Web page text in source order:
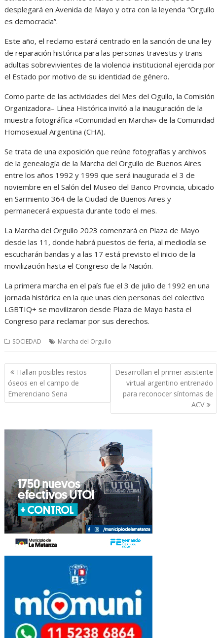
desplegará en Avenida de Mayo y otra con la leyenda “Orgullo
es democracia”.
Este año, el reclamo estará centrado en la sanción de una ley
de reparación histórica para las personas travestis y trans
adultas sobrevivientes de la violencia institucional ejercida por
el Estado por motivo de su identidad de género.
Como parte de las actividades del Mes del Ogullo, la Comisión
Organizadora– Línea Histórica invitó a la inauguración de la
muestra fotográfica «Comunidad en Marcha» de la Comunidad
Homosexual Argentina (CHA).
Se trata de una exposición que reúne fotografías y archivos
de la genealogía de la Marcha del Orgullo de Buenos Aires
entre los años 1992 y 1999 que será inaugurada el 3 de
noviembre en el Salón del Museo del Banco Provincia, ubicado
en Sarmiento 364 de la Ciudad de Buenos Aires y
permanecerá expuesta durante todo el mes.
La Marcha del Orgullo 2023 comenzará en Plaza de Mayo
desde las 11, donde habrá puestos de feria, al mediodía se
escucharán bandas y a las 17 está previsto el inicio de la
movilización hasta el Congreso de la Nación.
La primera marcha en el país fue el 3 de julio de 1992 en una
jornada histórica en la que unas cien personas del colectivo
LGBTIQ+ se movilizaron desde Plaza de Mayo hasta el
Congreso para reclamar por sus derechos.
SOCIEDAD Marcha del Orgullo
Navegación
de
entradas
Hallan posibles restos
óseos en el campo de
Emerenciano Sena
Desarrollan el primer asistente
virtual argentino entrenado
para reconocer síntomas de
ACV